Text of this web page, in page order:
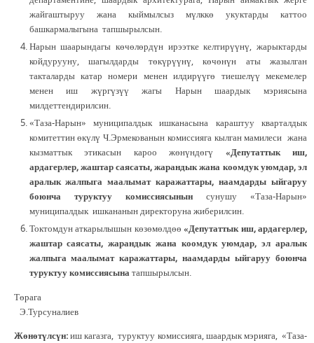
жайгаштыруу жана кыймылсыз мүлккө укуктарды каттоо
башкармалыгына тапшырылсын.
Нарын шаарындагы көчөлөрдүн ирээтке келтирүүнү, жарыктарды
койдурууну, шагылдарды төкүрүүнү, көчөнүн аты жазылган
такталарды катар номери менен илдирүүгө тиешелүү мекемелер
менен иш жүргүзүү жагы Нарын шаардык мэриясына
милдеттендирилсин.
«Таза-Нарын» муниципалдык ишканасына караштуу кварталдык
комитеттин өкүлү Ч.Эрмекованын комиссияга кылган мамилеси жана
кызматтык этикасын кароо жөнүндөгү «Депутаттык иш,
ардагерлер, жаштар саясаты, жарандык жана коомдук уюмдар, эл
аралык жалпыга маалымат каражаттары, наамдарды ыйгаруу
боюнча туруктуу комиссиясынын сунушу «Таза-Нарын»
муниципалдык ишкананын директоруна жиберилсин.
Токтомдун аткарылышын көзөмөлдөө «Депутаттык иш, ардагерлер,
жаштар саясаты, жарандык жана коомдук уюмдар, эл аралык
жалпыга маалымат каражаттары, наамдарды ыйгаруу боюнча
туруктуу комиссиясынатапшырылсын.
Төрага
Э.Турсуналиев
Жөнөтүлсүн:иш кагазга, туруктуу комиссияга, шаардык мэрияга, «Таза-